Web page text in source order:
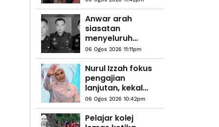
buka pintu
kecemasan
Anwar arah
siasatan
menyeluruh
kejadian anggota
polis maut di
Beaufort
06 Ogos 2026 11:11pm
Nurul Izzah fokus
pengajian
lanjutan, kekal
sebagai anggota
PKR
06 Ogos 2026 10:42pm
Pelajar kolej